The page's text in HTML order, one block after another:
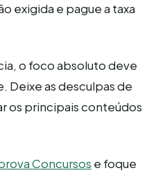
exigida e pague a taxa
o foco absoluto deve
Deixe as desculpas de
os principais conteúdos
Concursos e foque